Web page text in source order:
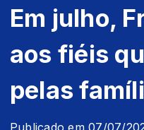
Em julho,
aos fiéis
pelas
Publicado em 07/07/